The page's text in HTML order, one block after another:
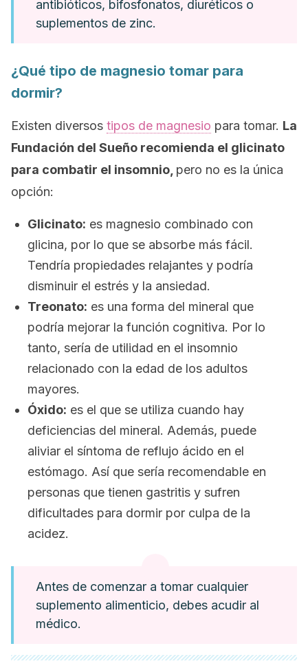
antibióticos, bifosfonatos, diuréticos o
suplementos de zinc.
¿Qué tipo de magnesio tomar para
dormir?
Existen diversos tipos de magnesio para tomar. La
Fundación del Sueño recomienda el glicinato
para combatir el insomnio, pero no es la única
opción:
Glicinato: es magnesio combinado con
glicina, por lo que se absorbe más fácil.
Tendría propiedades relajantes y podría
disminuir el estrés y la ansiedad.
Treonato: es una forma del mineral que
podría mejorar la función cognitiva. Por lo
tanto, sería de utilidad en el insomnio
relacionado con la edad de los adultos
mayores.
Óxido: es el que se utiliza cuando hay
deficiencias del mineral. Además, puede
aliviar el síntoma de reflujo ácido en el
estómago. Así que sería recomendable en
personas que tienen gastritis y sufren
dificultades para dormir por culpa de la
acidez.
Antes de comenzar a tomar cualquier
suplemento alimenticio, debes acudir al
médico.